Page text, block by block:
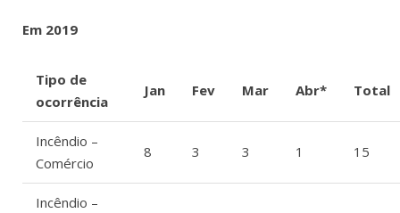
Em 2019
Tipo de
ocorrência
Jan Fev Mar Abr* Total
Incêndio –
Comércio
8 3 3 1 15
Incêndio –